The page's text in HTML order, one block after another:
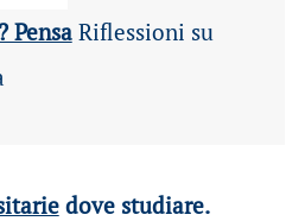
PensaRiflessioni su
dove studiare.